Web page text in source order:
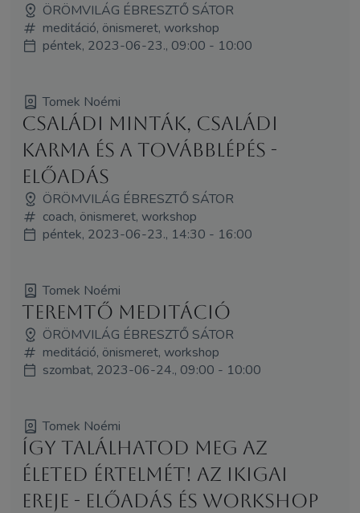
ÖRÖMVILÁG ÉBRESZTŐ SÁTOR
meditáció, önismeret, workshop
péntek, 2023-06-23., 09:00 - 10:00
Tomek Noémi
Családi minták, családi
karma és a továbblépés -
előadás
ÖRÖMVILÁG ÉBRESZTŐ SÁTOR
coach, önismeret, workshop
péntek, 2023-06-23., 14:30 - 16:00
Tomek Noémi
Teremtő meditáció
ÖRÖMVILÁG ÉBRESZTŐ SÁTOR
meditáció, önismeret, workshop
szombat, 2023-06-24., 09:00 - 10:00
Tomek Noémi
Így találhatod meg az
életed értelmét! Az IKIGAI
ereje - előadás és workshop